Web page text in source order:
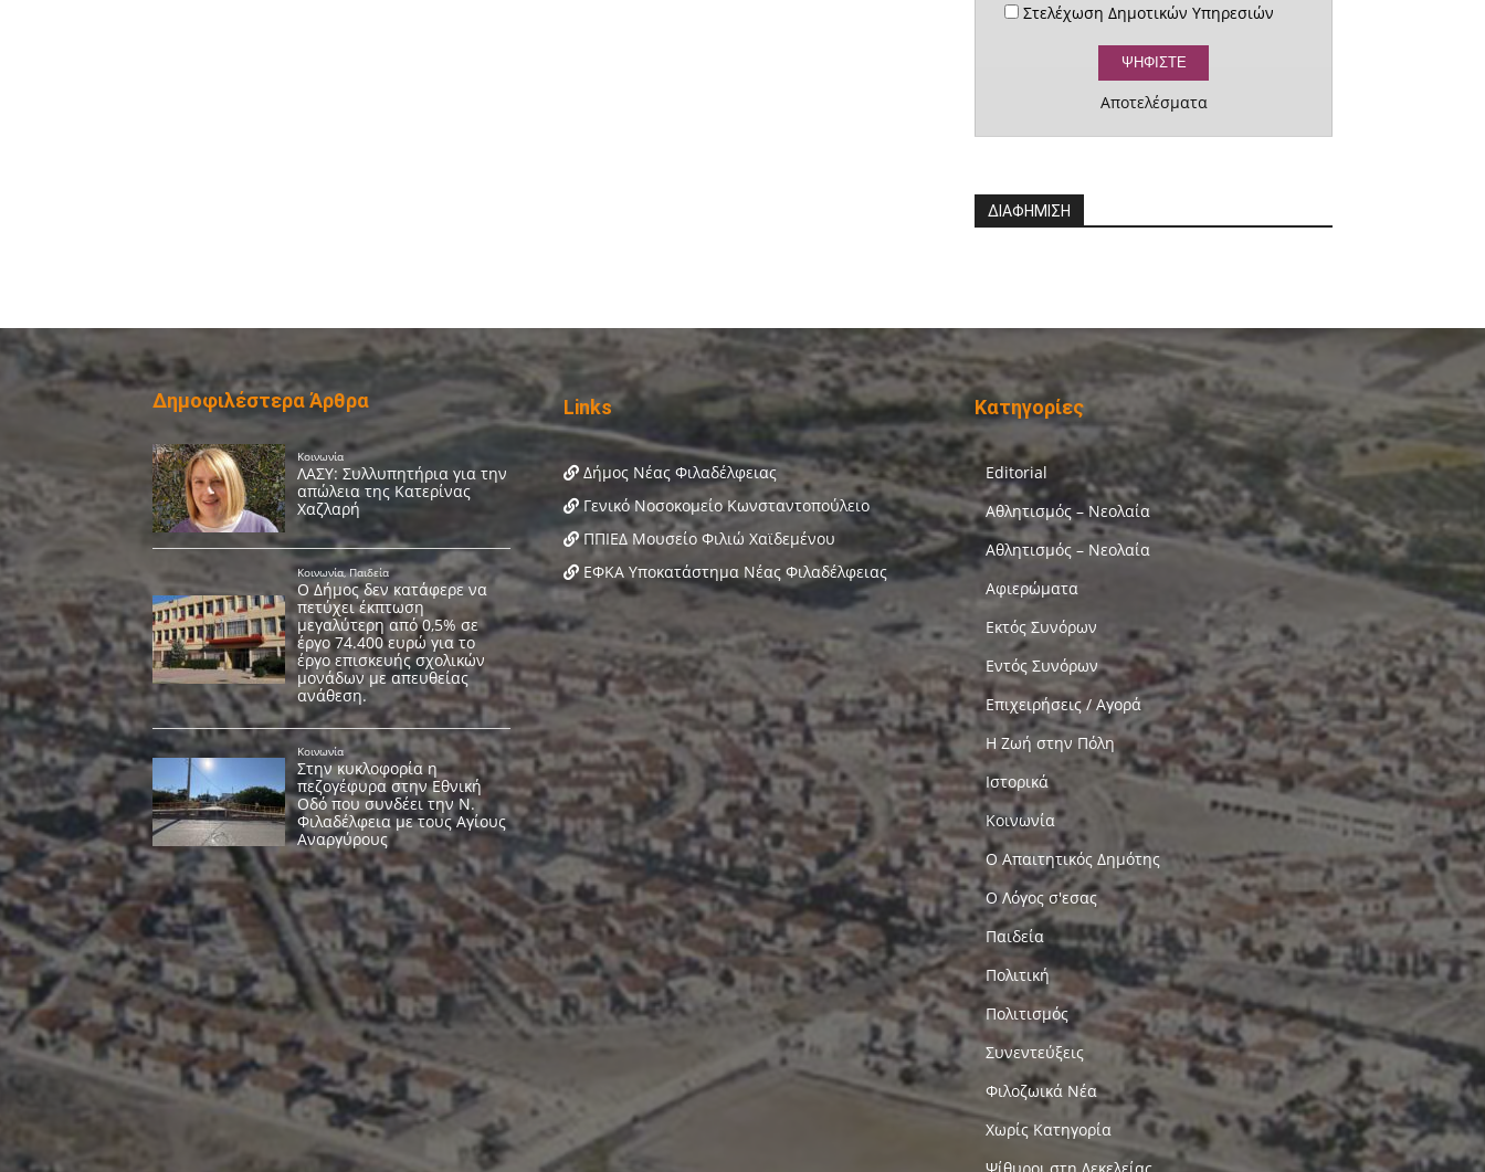
Στελέχωση Δημοτικών Υπηρεσιών
Αποτελέσματα
ΔΙΑΦΗΜΙΣΗ
Δημοφιλέστερα Άρθρα Links
Δήμος Νέας Φιλαδέλφειας
Γενικό Νοσοκομείο Κωνσταντοπούλειο
ΠΠΙΕΔ Μουσείο Φιλιώ Χαϊδεμένου
ΕΦΚΑ Υποκατάστημα Νέας Φιλαδέλφειας
Κατηγορίες
Editorial
Αθλητισμός – Νεολαία
Αθλητισμός – Νεολαία
Αφιερώματα
Εκτός Συνόρων
Εντός Συνόρων
Επιχειρήσεις / Αγορά
Η Ζωή στην Πόλη
Ιστορικά
Κοινωνία
Ο Απαιτητικός Δημότης
Ο Λόγος σ'εσας
Παιδεία
Πολιτική
Πολιτισμός
Συνεντεύξεις
Φιλοζωικά Νέα
Χωρίς Κατηγορία